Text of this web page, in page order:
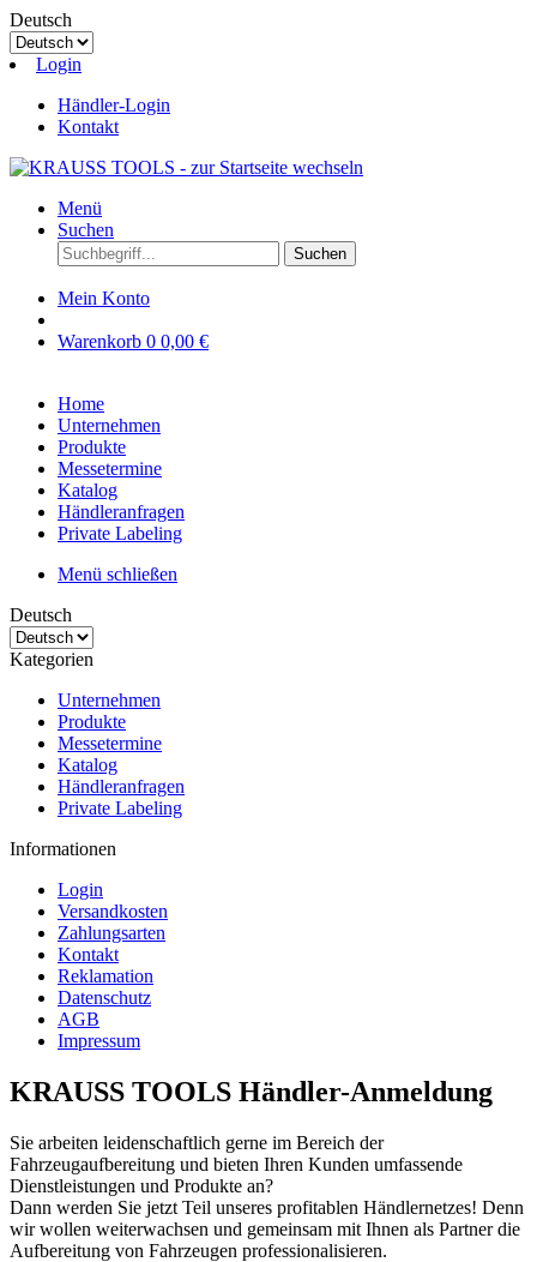
Deutsch
Login
Händler-Login
Kontakt
Menü
Suchen
Suchen
Mein Konto
Warenkorb 0 0,00 €
Home
Unternehmen
Produkte
Messetermine
Katalog
Händleranfragen
Private Labeling
Menü schließen
Deutsch
Kategorien
Unternehmen
Produkte
Messetermine
Katalog
Händleranfragen
Private Labeling
Informationen
Login
Versandkosten
Zahlungsarten
Kontakt
Reklamation
Datenschutz
AGB
Impressum
KRAUSS TOOLS Händler-Anmeldung
Sie arbeiten leidenschaftlich gerne im Bereich der
Fahrzeugaufbereitung und bieten Ihren Kunden umfassende
Dienstleistungen und Produkte an?
Dann werden Sie jetzt Teil unseres profitablen Händlernetzes! Denn
wir wollen weiterwachsen und gemeinsam mit Ihnen als Partner die
Aufbereitung von Fahrzeugen professionalisieren.